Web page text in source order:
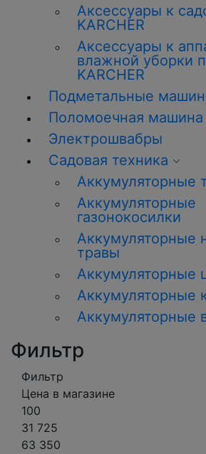
Аксессуары к
KARCHER
Аксессуары к
влажной уборки
KARCHER
Подметальные
Поломоечная машина
Электрошвабры
Садовая техника
Аккумуляторные
Аккумуляторные
газонокосилки
Аккумуляторные
травы
Аккумуляторные
Аккумуляторные
Аккумуляторные
Фильтр
Фильтр
Цена в магазине
100
31 725
63 350